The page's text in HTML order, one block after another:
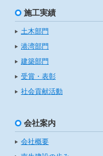
施工実績
土木部門
港湾部門
建築部門
受賞・表彰
社会貢献活動
会社案内
会社概要